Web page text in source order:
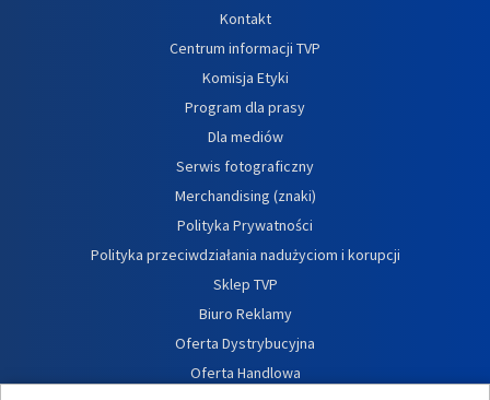
Kontakt
Centrum informacji TVP
Komisja Etyki
Program dla prasy
Dla mediów
Serwis fotograficzny
Merchandising (znaki)
Polityka Prywatności
Polityka przeciwdziałania nadużyciom i korupcji
Sklep TVP
Biuro Reklamy
Oferta Dystrybucyjna
Oferta Handlowa